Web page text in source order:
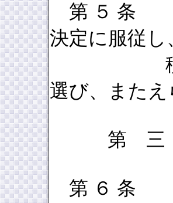
第 ５ 条 会
決定に服従
積極的に
選び、また
第 三
第 ６ 条 県